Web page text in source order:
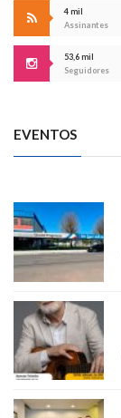
4 mil
Assinantes
53,6 mil
Seguidores
EVENTOS